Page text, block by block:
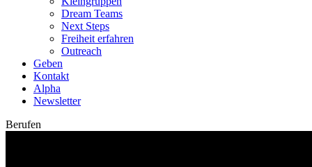
Dream Teams
Next Steps
Freiheit erfahren
Outreach
Geben
Kontakt
Alpha
Newsletter
Berufen